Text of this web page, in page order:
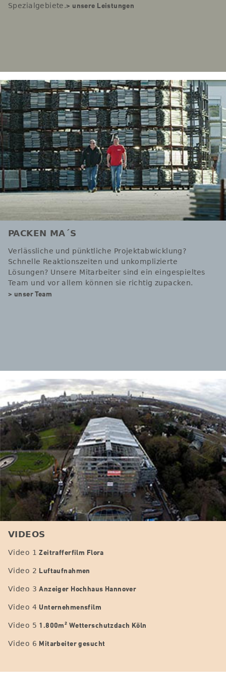
Spezialgebiete.> unsere Leistungen
PACKEN MA´S
Verlässliche und pünktliche Projektabwicklung?
Schnelle Reaktionszeiten und unkomplizierte
Lösungen? Unsere Mitarbeiter sind ein eingespieltes
Team und vor allem können sie richtig zupacken.
> unser Team
VIDEOS
Video 1Zeitrafferfilm Flora
Video 2 Luftaufnahmen
Video 3Anzeiger Hochhaus Hannover
Video 4 Unternehmensfilm
Video 5 1.800m² Wetterschutzdach Köln
Video 6 Mitarbeiter gesucht